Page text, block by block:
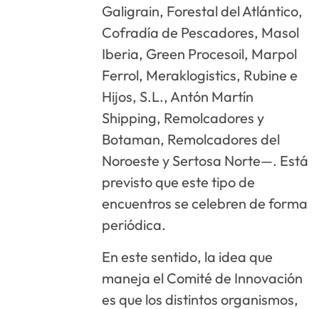
Galigrain, Forestal del Atlántico,
Cofradía de Pescadores, Masol
Iberia, Green Procesoil, Marpol
Ferrol, Meraklogistics, Rubine e
Hijos, S.L., Antón Martín
Shipping, Remolcadores y
Botaman, Remolcadores del
Noroeste y Sertosa Norte—. Está
previsto que este tipo de
encuentros se celebren de forma
periódica.
En este sentido, la idea que
maneja el Comité de Innovación
es que los distintos organismos,